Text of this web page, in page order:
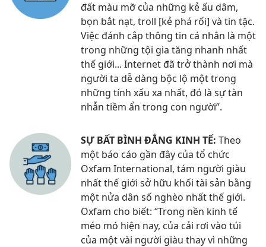
đất màu mỡ của những kẻ ấu dâm,
bọn bắt nạt, troll [kẻ phá rối] và tin tặc.
Việc đánh cắp thông tin cá nhân là một
trong những tội gia tăng nhanh nhất
thế giới... Internet đã trở thành nơi mà
người ta dễ dàng bộc lộ một trong
những tính xấu xa nhất, đó là sự tàn
nhẫn tiềm ẩn trong con người”.
SỰ BẤT BÌNH ĐẲNG KINH TẾ: Theo
một báo cáo gần đây của tổ chức
Oxfam International, tám người giàu
nhất thế giới sở hữu khối tài sản bằng
một nửa dân số nghèo nhất thế giới.
Oxfam cho biết: “Trong nền kinh tế
méo mó hiện nay, của cải rơi vào túi
của một vài người giàu thay vì những